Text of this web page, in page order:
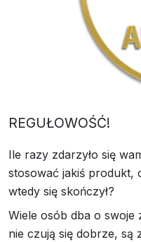
REGUŁOWOŚĆ!
Ile razy zdarzyło się
stosować jakiś produkt,
wtedy się skończył?
Wiele osób dba o swoje
nie czują się dobrze, są